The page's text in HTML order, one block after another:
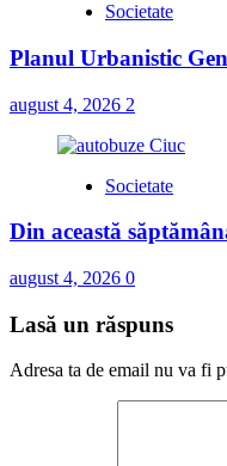
Societate
Planul Urbanistic
august 4, 2026 2
Societate
Din această
august 4, 2026 0
Lasă un răspuns
Adresa ta de email nu va fi